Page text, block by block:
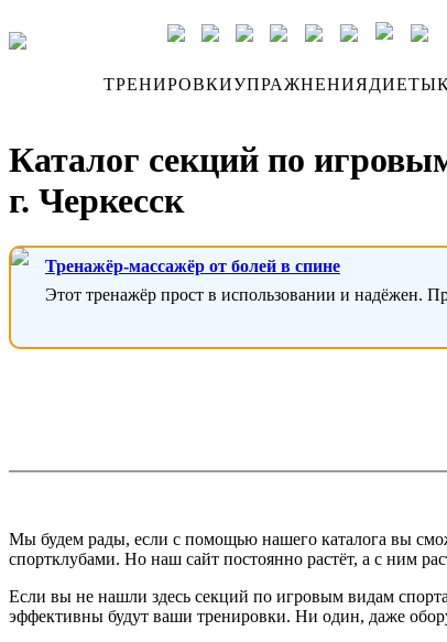
ТРЕНИРОВКИУПРАЖНЕНИЯДИЕТЫ
Каталог секций по
г. Черкесск
Тренажёр-массажёр от болей в спине
Этот тренажёр прост в использовании и надёжен.
Мы будем рады, если с помощью нашего каталога вы
спортклубами. Но наш сайт постоянно растёт, а с ним
Если вы не нашли здесь секций по игровым видам
эффективны будут ваши тренировки. Ни один, даже